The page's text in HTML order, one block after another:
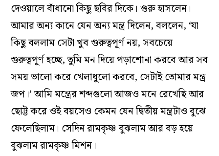
দেওয়ালে বাঁধানো কিছু ছবির দিকে। গুরু হাসলেন।
আমার অন্য কানে যেন অন্য মন্ত্র দিলেন, বললেন, ‘যা
কিছু বললাম সেটা খুব গুরুত্বপূর্ণ নয়, সবচেয়ে
গুরুত্বপূর্ণ হচ্ছে, তুমি মন দিয়ে পড়াশোনা করবে আর সব
সময় ভালো করে খেলাধুলো করবে, সেটাই তোমার মন্ত্র
জপ।’ আমি মন্ত্রের শব্দগুলো আজও মনে রেখেছি আর
ছোট্ট করে ওই বয়সেও কেমন যেন দ্বিতীয় মন্ত্রটাও বুঝে
ফেলেছিলাম। সেদিন রামকৃষ্ণ বুঝলাম আর বড় হয়ে
বুঝলাম রামকৃষ্ণ মিশন।